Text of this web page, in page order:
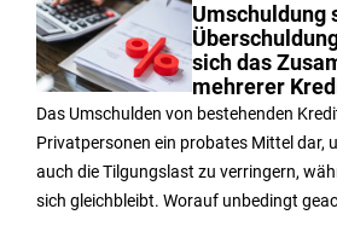
Umschuldung
sich das
mehrerer
Das Umschulden von bestehenden
Privatpersonen ein probates Mittel dar,
auch die Tilgungslast zu verringern,
sich gleichbleibt. Worauf unbedingt